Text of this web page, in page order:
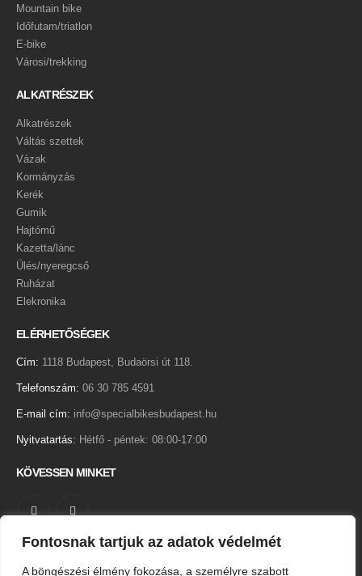
Fontosnak tartjuk az adatok védelmét
A böngészési élmény fokozása, a személyre szabott
Mountain bike
Időfutam/triatlon
E-bike
Városi/trekking
ALKATRÉSZEK
Alkatrészek
Váltás szettek
Vázak
Kormányzás
Kerék
Gumik
Hajtómű
Kazetta/lánc
Ülés/nyeregcső
Ruházat
Elekronika
ELÉRHETŐSÉGEK
Cím: 1118 Budapest, Budaörsi út 118.
Telefonszám: 06 30 785 4591
E-mail cím: info@specialbikesbudapest.hu
Nyitvatartás: Hétfő - péntek: 08:00-17:00
KÖVESSEN MINKET
Adatkezelési tájékoztató